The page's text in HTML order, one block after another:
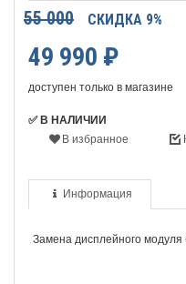
55 000 СКИДКА 9%
49 990 ₽
доступен только в магазине
✅ В НАЛИЧИИ
В избранное
Информация
Замена дисплейного